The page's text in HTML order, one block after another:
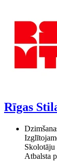
Rīgas
Skolotāju
Atbalsta